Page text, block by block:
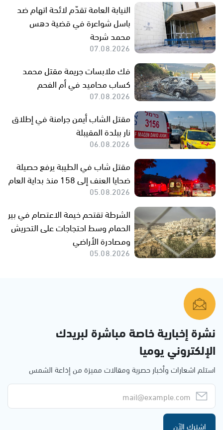
النيابة العامة تقدّم لائحة اتهام ضد
باسل شواعرة في قضية دهس
محمد شرحة
07.08.2026
فك ملابسات جريمة مقتل محمد
كساب محاميد في أم الفحم
07.08.2026
مقتل الشاب أيمن جرامنة في إطلاق
نار ببلدة المقيبلة
06.08.2026
مقتل شاب في الطيبة يرفع حصيلة
ضحايا العنف إلى 158 منذ بداية العام
05.08.2026
الشرطة تقتحم خيمة الاعتصام في بير
الحمام وسط احتجاجات على التحريش
ومصادرة الأراضي
05.08.2026
نشرة إخبارية خاصة مباشرة لبريدك
الإلكتروني يوميا
استلم اشعارات وأخبار حصرية ومقالات مميزة من إذاعة الشمس
اشترك الآن